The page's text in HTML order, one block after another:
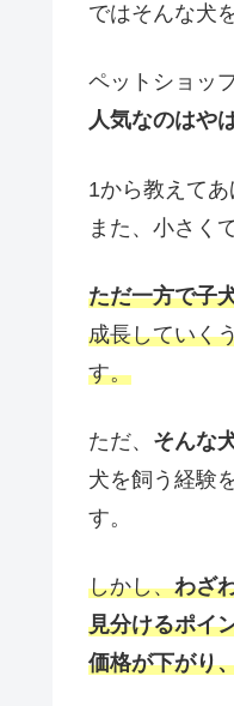
ではそんな犬
ペットショッ
人気なのはや
1から教えて
また、小さく
ただ一方で子
成長していく
す。
ただ、 そんな
犬を飼う経験
す。
しかし、わざ
見分けるポイ
価格が下がり